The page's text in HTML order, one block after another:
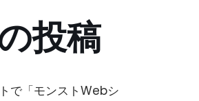
投稿
で「モンストWebシ